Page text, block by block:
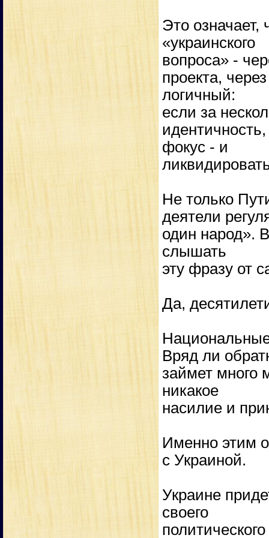
Это означает,
«украинского
вопроса» -
проекта,
логичный:
если за
фокус - и
Не только
деятели
один народ».
слышать
эту фразу от
Да,
Вряд ли
займет много
никакое
насилие и
Именно этим
с Украиной.
Украине
своего